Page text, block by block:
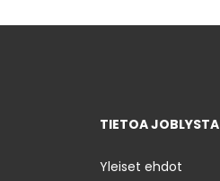
TIETOA JOBLYSTA
Yleiset ehdot